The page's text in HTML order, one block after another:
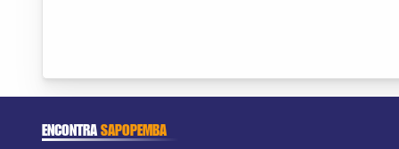
ENCONTRASAPOPEMBA